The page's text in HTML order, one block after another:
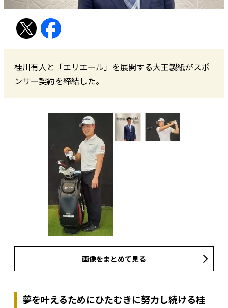
桂川有人と「エリエール」を展開する大王製紙がスポ
ンサー契約を締結した。
画像をまとめて見る
夢を叶えるためにひたむきに努力し続ける桂